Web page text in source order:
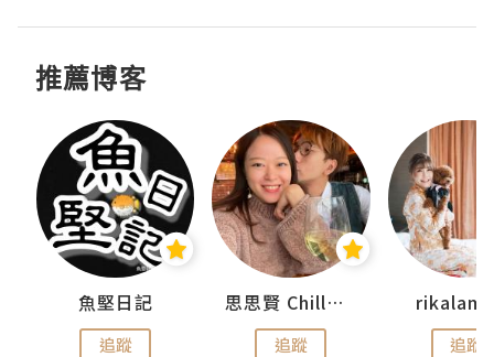
推薦博客
魚堅日記
追蹤
思思賢 ChillMyBabe
追蹤 追蹤